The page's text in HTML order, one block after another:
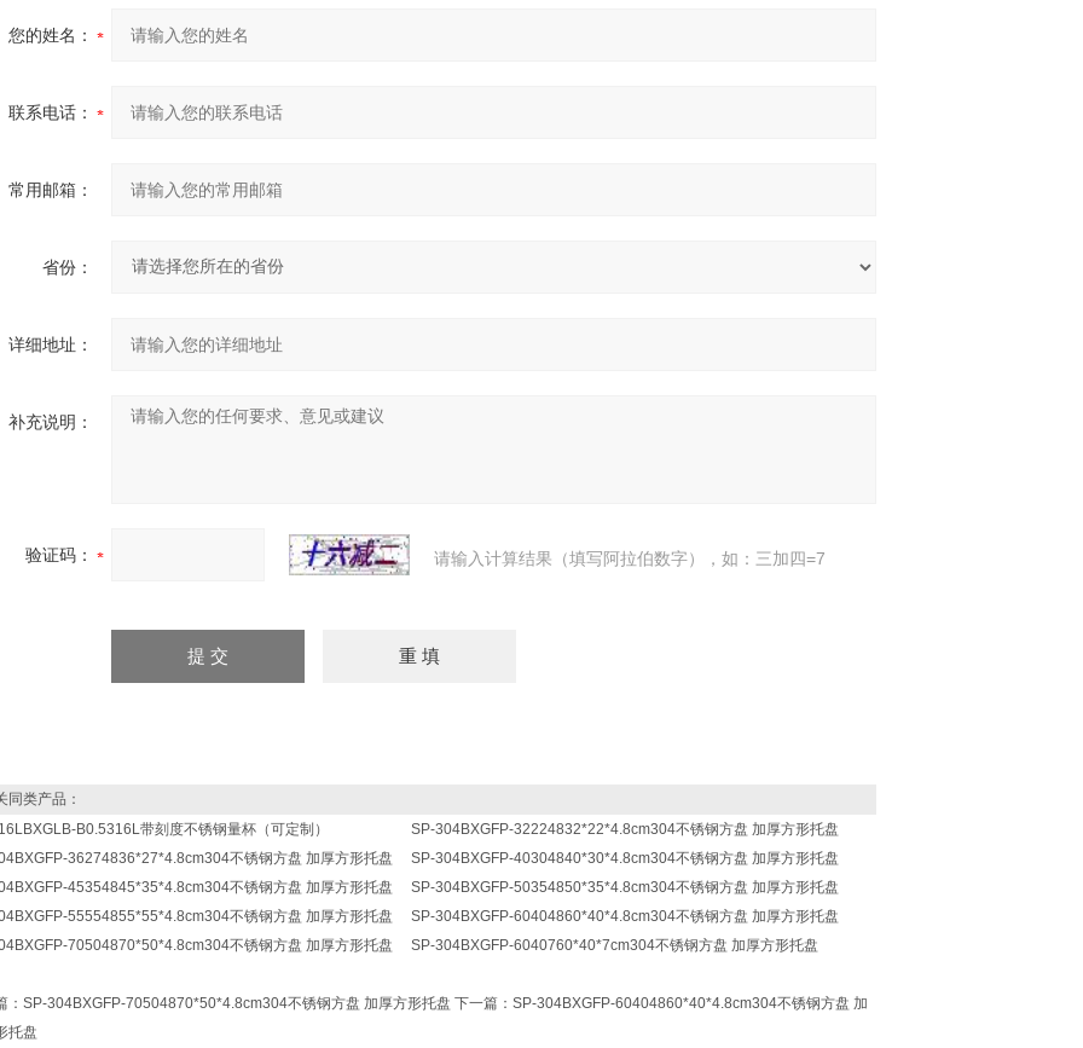
您的姓名：
联系电话：
常用邮箱：
省份：
详细地址：
补充说明：
验证码： 请输入计算结果（填写阿拉伯数字），如：三加四=7
类产品：
B0.5316L带刻度不锈钢量杯（可定制）
SP-304BXGFP-32224832*22*4.8cm304不锈钢方盘 加厚方形托盘
36274836*27*4.8cm304不锈钢方盘 加厚方形托盘
SP-304BXGFP-40304840*30*4.8cm304不锈钢方盘 加厚方形托盘
45354845*35*4.8cm304不锈钢方盘 加厚方形托盘
SP-304BXGFP-50354850*35*4.8cm304不锈钢方盘 加厚方形托盘
55554855*55*4.8cm304不锈钢方盘 加厚方形托盘
SP-304BXGFP-60404860*40*4.8cm304不锈钢方盘 加厚方形托盘
70504870*50*4.8cm304不锈钢方盘 加厚方形托盘
SP-304BXGFP-6040760*40*7cm304不锈钢方盘 加厚方形托盘
： SP-304BXGFP-70504870*50*4.8cm304不锈钢方盘 加厚方形托盘 下一篇： SP-304BXGFP-60404860*40*4.8cm304不锈钢方盘 加
托盘